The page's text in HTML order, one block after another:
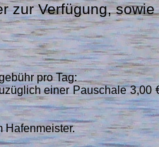
zur Verfügung,
pro Tag:
einer Pauschale
Hafenmeister.